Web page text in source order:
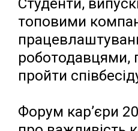
топовими
роботодавцями,
пройти
Форум кар’єри